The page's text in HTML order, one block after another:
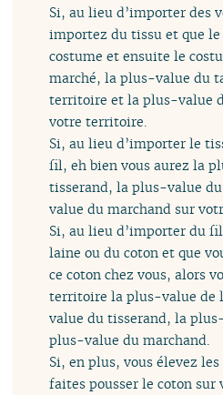
Si, au lieu d’importer des
importez du tissu et que
costume et ensuite le
marché, la plus-value du
territoire et la plus-value
votre territoire.
Si, au lieu d’importer le
fil, eh bien vous aurez la
tisserand, la plus-value
value du marchand sur
Si, au lieu d’importer du
laine ou du coton et que
ce coton chez vous, alors
territoire la plus-value de
value du tisserand, la
plus-value du marchand.
Si, en plus, vous élevez
faites pousser le coton